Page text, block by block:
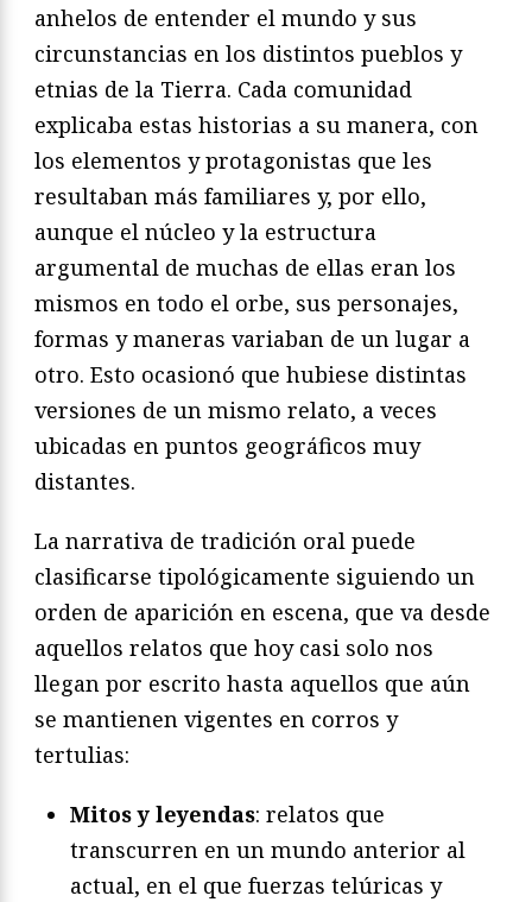
anhelos de entender el mundo y sus
circunstancias en los distintos pueblos y
etnias de la Tierra. Cada comunidad
explicaba estas historias a su manera, con
los elementos y protagonistas que les
resultaban más familiares y, por ello,
aunque el núcleo y la estructura
argumental de muchas de ellas eran los
mismos en todo el orbe, sus personajes,
formas y maneras variaban de un lugar a
otro. Esto ocasionó que hubiese distintas
versiones de un mismo relato, a veces
ubicadas en puntos geográficos muy
distantes.
La narrativa de tradición oral puede
clasificarse tipológicamente siguiendo un
orden de aparición en escena, que va desde
aquellos relatos que hoy casi solo nos
llegan por escrito hasta aquellos que aún
se mantienen vigentes en corros y
tertulias:
Mitos y leyendas: relatos que
transcurren en un mundo anterior al
actual, en el que fuerzas telúricas y